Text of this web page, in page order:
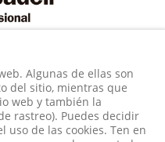
Algunas de ellas son
del sitio, mientras que
web y también la
rastreo). Puedes decidir
de las cookies. Ten en